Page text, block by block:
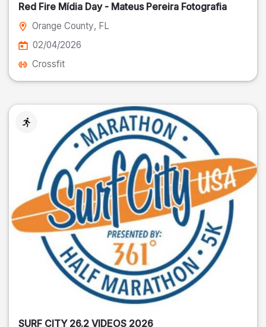
Red Fire Mídia Day - Mateus Pereira Fotografia
Orange County, FL
02/04/2026
Crossfit
SURF CITY 26.2 VIDEOS 2026